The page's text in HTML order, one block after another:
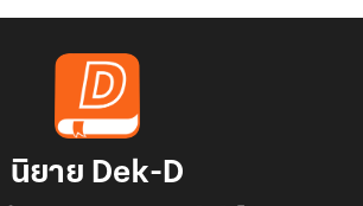
นิยาย Dek-D